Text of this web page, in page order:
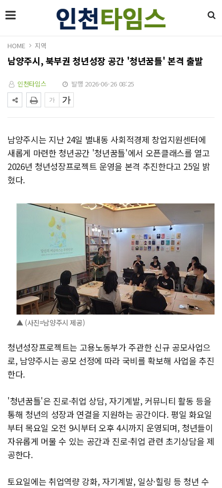
HOME 지역
남양주시, 북부권 청년성장 공간 '청년꿈틀' 본격 출발
인천타임스 발행 2026-06-26 08:25
남양주시는 지난 24일 별내동 사회적경제 창업지원센터에
새롭게 마련한 청년공간 '청년꿈틀'에서 오픈클래스를 열고
2026년 청년성장프로젝트 운영을 본격 추진한다고 25일 밝
혔다.
▲ (사진=남양주시 제공)
청년성장프로젝트는 고용노동부가 주관한 신규 공모사업으
로, 남양주시는 공모 선정에 따라 국비를 확보해 사업을 추진
한다.
'청년꿈틀'은 진로·취업 상담, 자기계발, 커뮤니티 활동 등을
통해 청년의 성장과 연결을 지원하는 공간이다. 평일 화요일
부터 목요일 오전 9시부터 오후 4시까지 운영되며, 청년들이
자유롭게 머물 수 있는 공간과 진로·취업 관련 초기상담을 제
공한다.
토요일에는 취업역량 강화, 자기계발, 일상·힐링 등 청년 수